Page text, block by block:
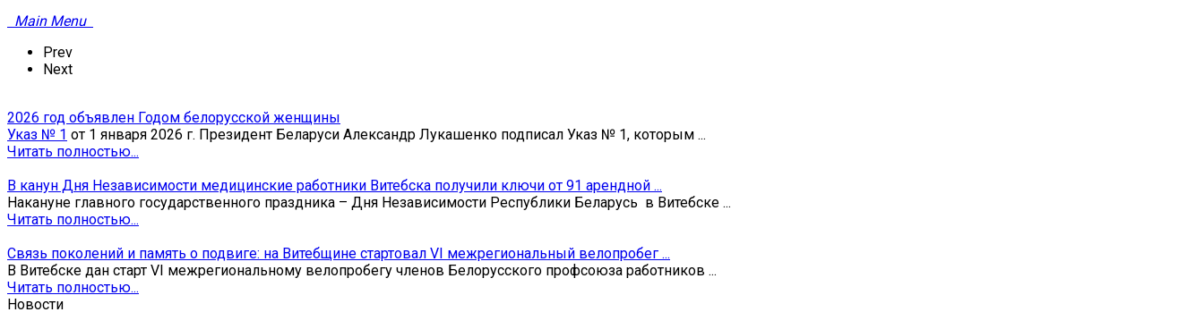
Main Menu
Prev
Next
2026 год объявлен Годом белорусской женщины
Указ № 1 от 1 января 2026 г. Президент Беларуси Александр Лукашенко подписал Указ № 1, которым ...
Читать полностью...
В канун Дня Независимости медицинские работники Витебска получили ключи от 91 арендной ...
Накануне главного государственного праздника – Дня Независимости Республики Беларусь в Витебске ...
Читать полностью...
Связь поколений и память о подвиге: на Витебщине стартовал VI межрегиональный велопробег ...
В Витебске дан старт VI межрегиональному велопробегу членов Белорусского профсоюза работников ...
Читать полностью...
Новости